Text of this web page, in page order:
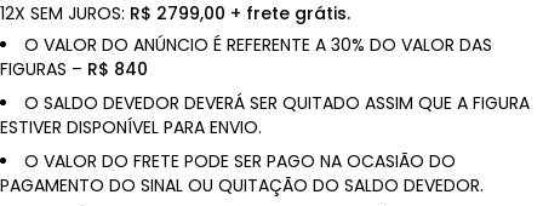
12X SEM JUROS: R$ 2799,00 + frete grátis.
O VALOR DO ANÚNCIO É REFERENTE A 30% DO VALOR DAS
FIGURAS – R$ 840
O SALDO DEVEDOR DEVERÁ SER QUITADO ASSIM QUE A FIGURA
ESTIVER DISPONÍVEL PARA ENVIO.
O VALOR DO FRETE PODE SER PAGO NA OCASIÃO DO
PAGAMENTO DO SINAL OU QUITAÇÃO DO SALDO DEVEDOR.